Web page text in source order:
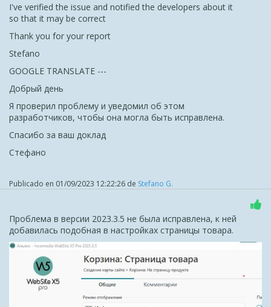
I've verified the issue and notified the developers about it
so that it may be correct
Thank you for your report
Stefano
GOOGLE TRANSLATE ---
Добрый день
Я проверил проблему и уведомил об этом
разработчиков, чтобы она могла быть исправлена.
Спасибо за ваш доклад
Стефано
Publicado en 01/09/2023 12:22:26 de Stefano G.
Проблема в версии 2023.3.5 не была исправлена, к ней
добавилась подобная в настройках страницы товара.